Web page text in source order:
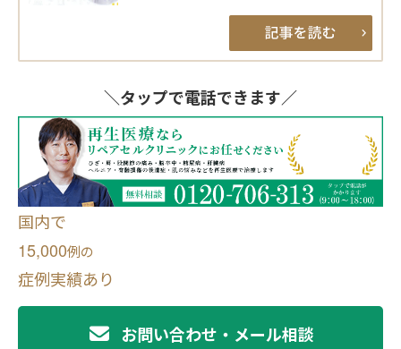
＼タップで電話できます／
国内で
15,000例の
症例実績あり
お問い合わせ・メール相談